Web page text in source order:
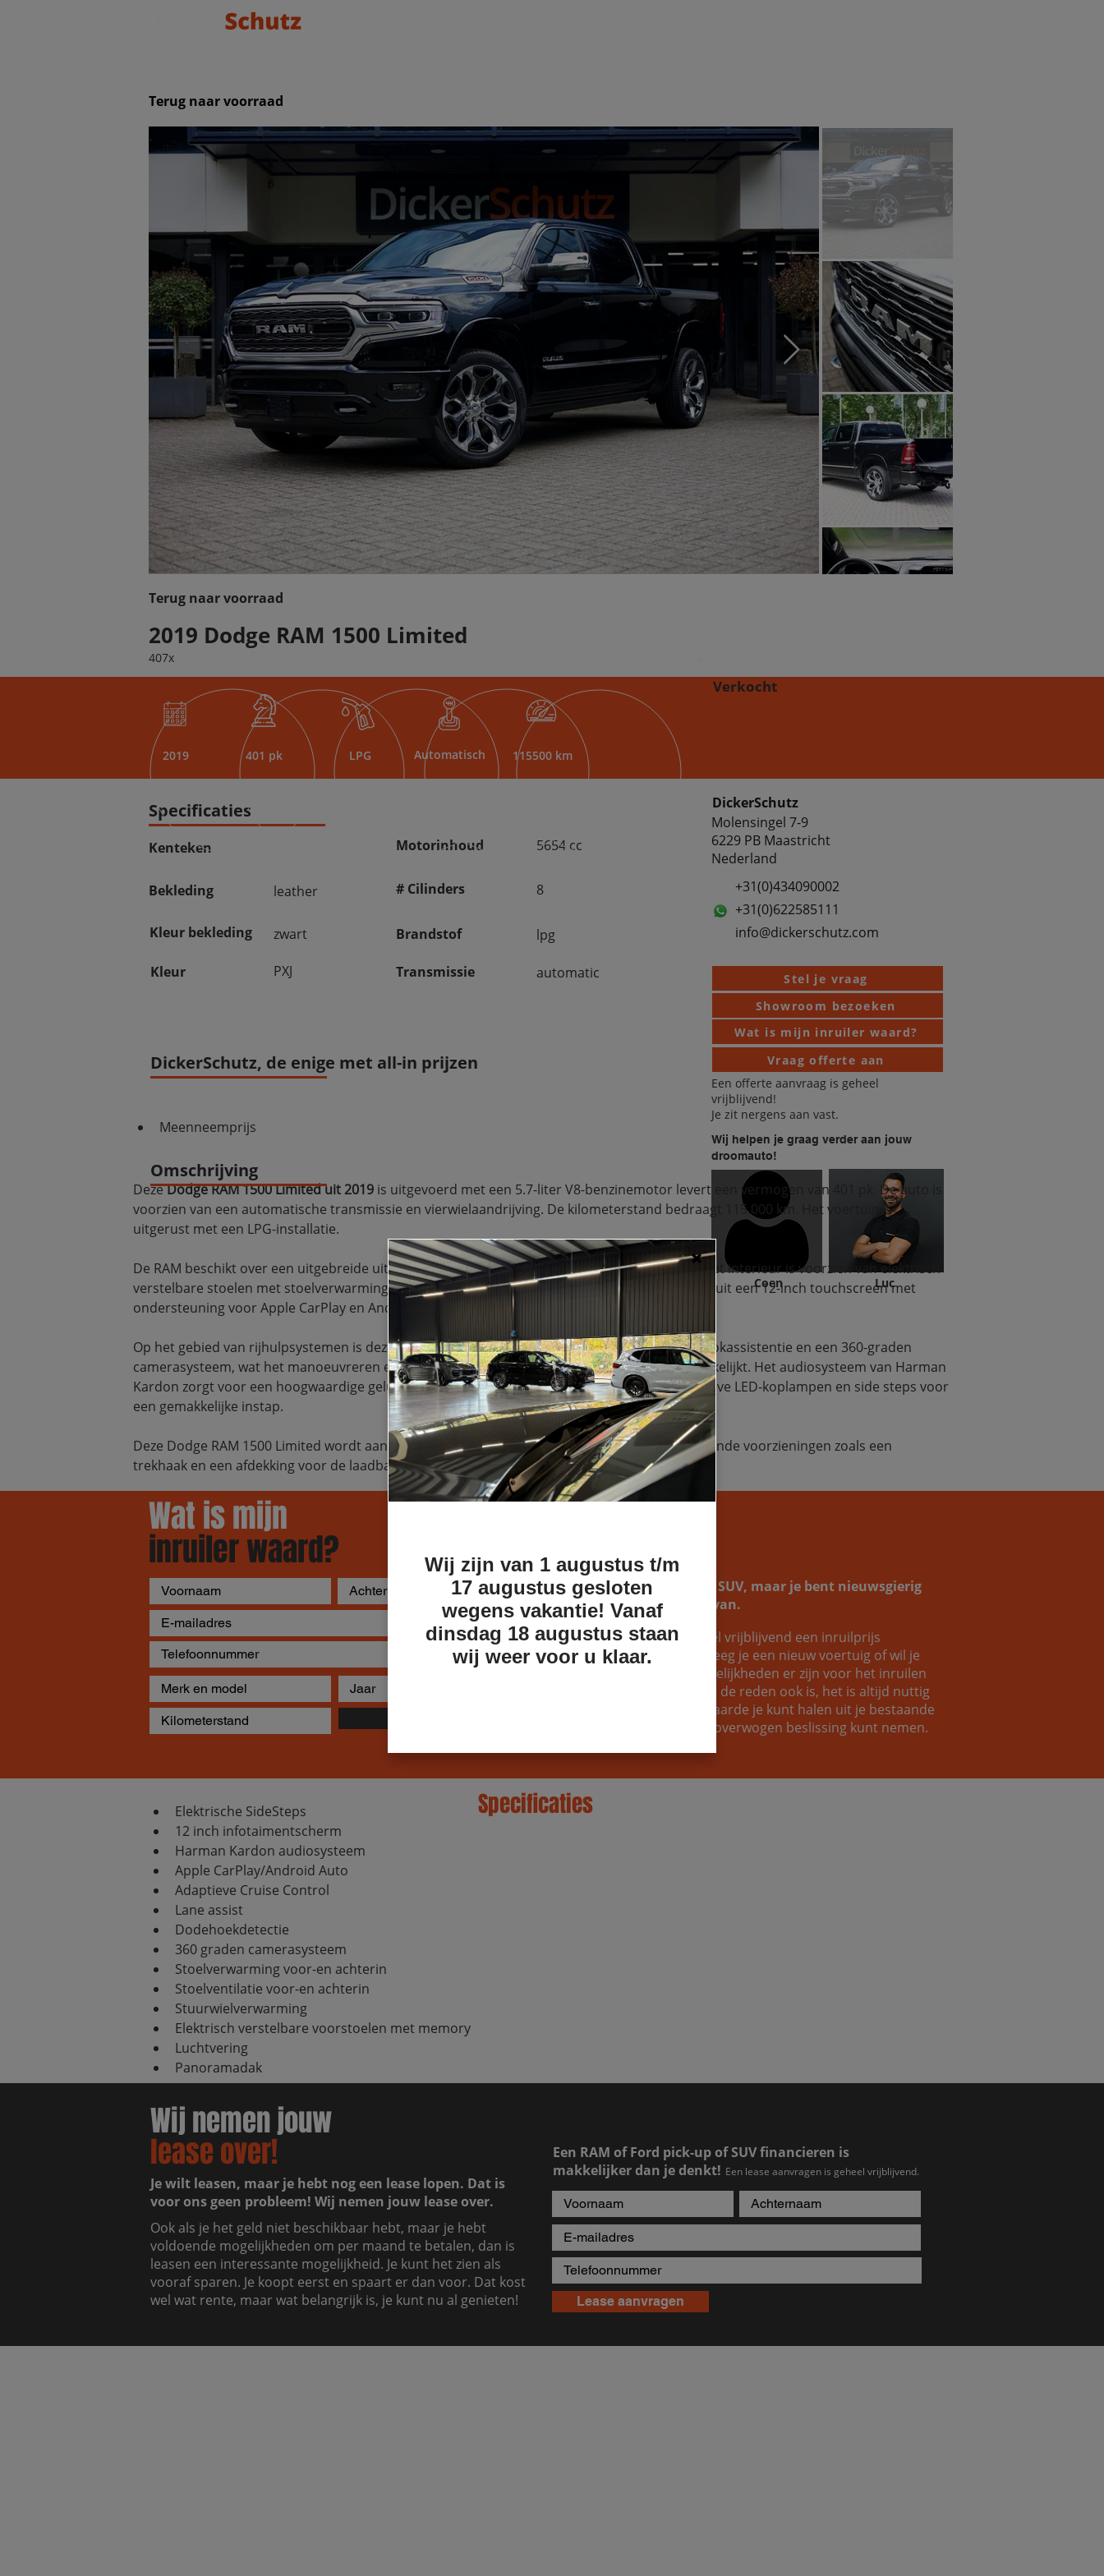
Terug naar voorraad
Terug naar voorraad
2019 Dodge RAM 1500 Limited
Specificaties
Kenteken
Bekleding
Kleur bekleding
Kleur
leather
zwart
Motorinhoud
# Cilinders
Brandstof
Transmissie
5654 cc
8
lpg
automatic
PXJ
DickerSchutz, de enige met all-in prijzen
2019 401 pk LPG Automatisch 115500 km
Verkocht
DickerSchutz
Molensingel 7-9
6229 PB Maastricht
Nederland
+31(0)434090002
+31(0)622585111
info@dickerschutz.com
Stel je vraag
Showroom bezoeken
Wat is mijn inruiler waard?
Vraag offerte aan
Een offerte aanvraag is geheel
vrijblijvend!
Je zit nergens aan vast.
Wij helpen je graag verder aan jouw
droomauto!
Coen Luc
Meenneemprijs
407x
Deze Dodge RAM 1500 Limited uit 2019 is uitgevoerd met een 5.7-liter V8-benzinemotor levert een vermogen van 401 pk. De auto is
voorzien van een automatische transmissie en vierwielaandrijving. De kilometerstand bedraagt 115.000 km. Het voertuig is
uitgerust met een LPG-installatie.
De RAM beschikt over een uitgebreide uitrusting op het gebied van comfort en technologie. Het interieur is voorzien van elektrisch
verstelbare stoelen met stoelverwarming en stoelventilatie. Het infotainmentsysteem bestaat uit een 12-inch touchscreen met
ondersteuning voor Apple CarPlay en Android Auto.
Op het gebied van rijhulpsystemen is deze RAM uitgerust met adaptieve cruise control, rijstrookassistentie en een 360-graden
camerasysteem, wat het manoeuvreren en rijden in verschillende omstandigheden vergemakkelijkt. Het audiosysteem van Harman
Kardon zorgt voor een hoogwaardige geluidsweergave. Verder is de auto voorzien van adaptieve LED-koplampen en side steps voor
een gemakkelijke instap.
Deze Dodge RAM 1500 Limited wordt aangeboden inclusief afleverkosten, garantie en aanvullende voorzieningen zoals een
trekhaak en een afdekking voor de laadbak.
Omschrijving
Wat is mijn
inruiler waard?
Je bezit al een pick-up of SUV, maar je bent nieuwsgierig
naar de inruilwaarde ervan.
Je kunt bij ons altijd geheel vrijblijvend een inruilprijs
opvragen. Wellicht overweeg je een nieuw voertuig of wil je
gewoon weten welke mogelijkheden er zijn voor het inruilen
van je huidige wagen. Wat de reden ook is, het is altijd nuttig
om te ontdekken welke waarde je kunt halen uit je bestaande
voertuig, zodat je een weloverwogen beslissing kunt nemen.
Specificaties
Elektrische SideSteps
12 inch infotaimentscherm
Harman Kardon audiosysteem
Apple CarPlay/Android Auto
Adaptieve Cruise Control
Lane assist
Dodehoekdetectie
360 graden camerasysteem
Stoelverwarming voor-en achterin
Stoelventilatie voor-en achterin
Stuurwielverwarming
Elektrisch verstelbare voorstoelen met memory
Luchtvering
Panoramadak
Wij nemen jouw
lease over!
Je wilt leasen, maar je hebt nog een lease lopen. Dat is
voor ons geen probleem! Wij nemen jouw lease over.
Ook als je het geld niet beschikbaar hebt, maar je hebt
voldoende mogelijkheden om per maand te betalen, dan is
leasen een interessante mogelijkheid. Je kunt het zien als
vooraf sparen. Je koopt eerst en spaart er dan voor. Dat kost
wel wat rente, maar wat belangrijk is, je kunt nu al genieten!
Een RAM of Ford pick-up of SUV financieren is
makkelijker dan je denkt! Een lease aanvragen is geheel vrijblijvend.
Lease aanvragen
Wij zijn van 1 augustus t/m
17 augustus gesloten
wegens vakantie! Vanaf
dinsdag 18 augustus staan
wij weer voor u klaar.